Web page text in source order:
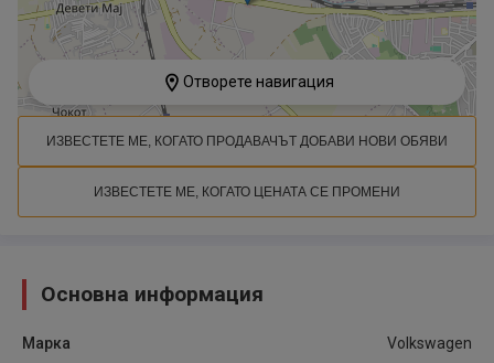
Отворете навигация
ИЗВЕСТЕТЕ МЕ, КОГАТО ПРОДАВАЧЪТ ДОБАВИ НОВИ ОБЯВИ
ИЗВЕСТЕТЕ МЕ, КОГАТО ЦЕНАТА СЕ ПРОМЕНИ
Основна информация
Марка
Volkswagen